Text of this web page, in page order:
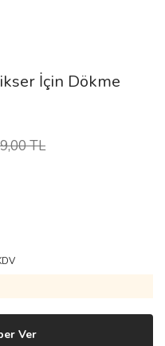
İçin Dökme
TL
Ver